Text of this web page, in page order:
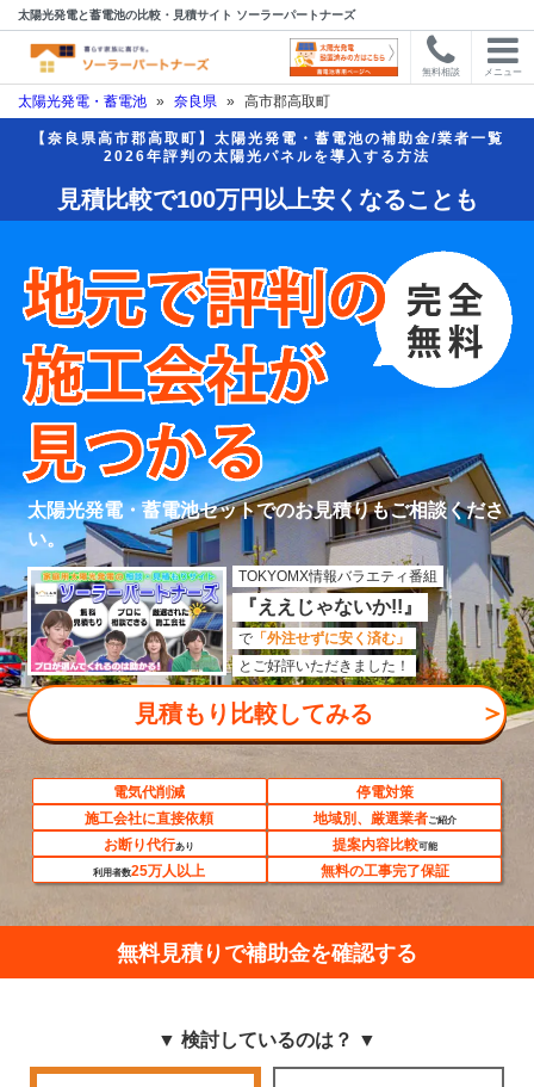
太陽光発電と蓄電池の比較・見積サイト ソーラーパートナーズ
無料相談 メニュー
太陽光発電・蓄電池 » 奈良県 » 高市郡高取町
【奈良県高市郡高取町】太陽光発電・蓄電池の補助金/業者一覧
2026年評判の太陽光パネルを導入する方法
見積比較で100万円以上安くなることも
太陽光発電・蓄電池セットでのお見積りもご相談くださ
い。
TOKYOMX情報バラエティ番組
『ええじゃないか!!』
で 「外注せずに安く済む」
とご好評いただきました！
見積もり比較してみる ＞
電気代削減
停電対策
施工会社に直接依頼
地域別、厳選業者ご紹介
お断り代行あり 提案内容比較可能
利用者数25万人以上 無料の工事完了保証
無料見積りで補助金を確認する
▼ 検討しているのは？ ▼